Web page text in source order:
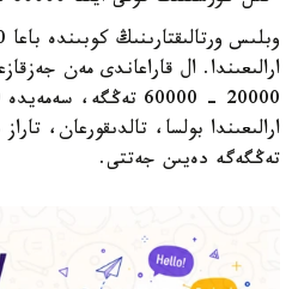
ارالىعىندا. ال قاراعاندى مەن
تەڭگەگە دەيىن جەتتى.